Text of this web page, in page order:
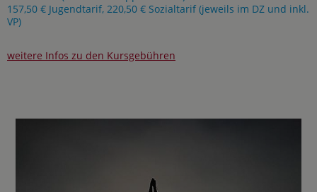
157,50 € Jugendtarif, 220,50 € Sozialtarif (jeweils im DZ und inkl.
VP)
weitere Infos zu den Kursgebühren